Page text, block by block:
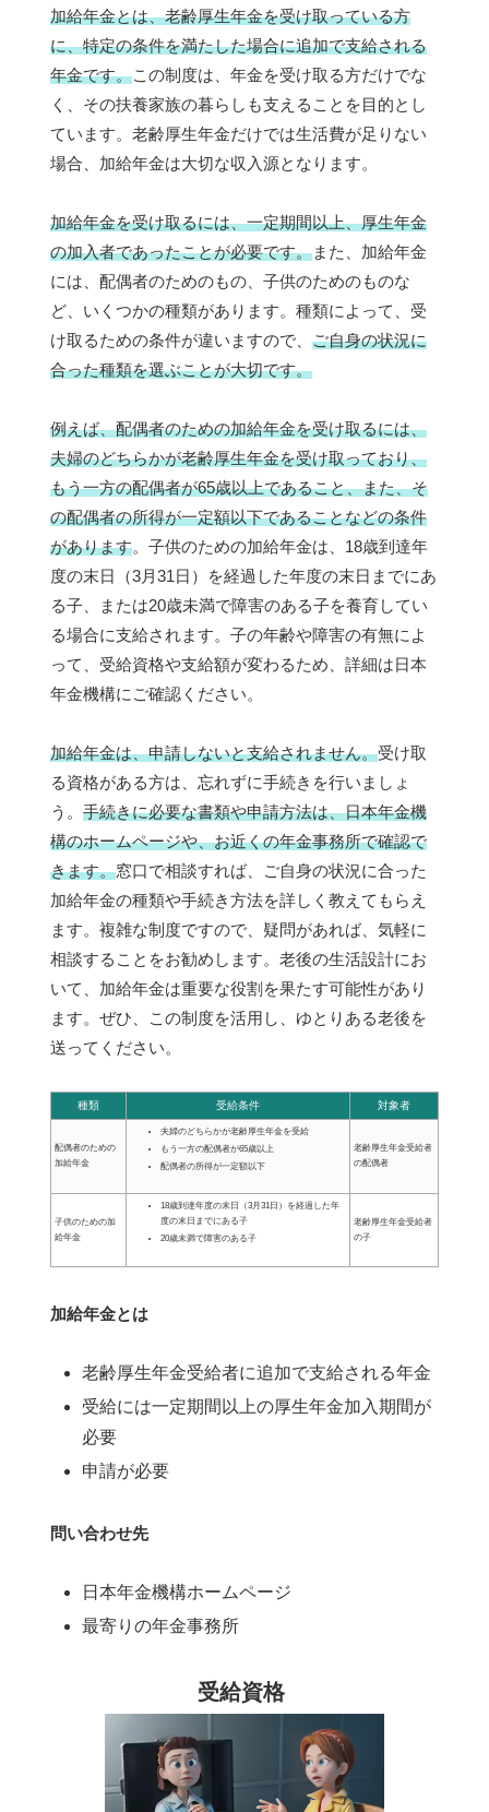
加給年金とは、老齢厚生年金を受け取っている方
に、特定の条件を満たした場合に追加で支給される
年金です。この制度は、年金を受け取る方だけでな
く、その扶養家族の暮らしも支えることを目的とし
ています。老齢厚生年金だけでは生活費が足りない
場合、加給年金は大切な収入源となります。
加給年金を受け取るには、一定期間以上、厚生年金
の加入者であったことが必要です。また、加給年金
には、配偶者のためのもの、子供のためのものな
ど、いくつかの種類があります。種類によって、受
け取るための条件が違いますので、 ご自身の状況に
合った種類を選ぶことが大切です。
例えば、配偶者のための加給年金を受け取るには、
夫婦のどちらかが老齢厚生年金を受け取っており、
もう一方の配偶者が65歳以上であること、また、そ
の配偶者の所得が一定額以下であることなどの条件
があります。子供のための加給年金は、18歳到達年
度の末日（3月31日）を経過した年度の末日までにあ
る子、または20歳未満で障害のある子を養育してい
る場合に支給されます。子の年齢や障害の有無によ
って、受給資格や支給額が変わるため、詳細は日本
年金機構にご確認ください。
加給年金は、申請しないと支給されません。受け取
る資格がある方は、忘れずに手続きを行いましょ
う。 手続きに必要な書類や申請方法は、日本年金機
構のホームページや、お近くの年金事務所で確認で
きます。窓口で相談すれば、ご自身の状況に合った
加給年金の種類や手続き方法を詳しく教えてもらえ
ます。複雑な制度ですので、疑問があれば、気軽に
相談することをお勧めします。老後の生活設計にお
いて、加給年金は重要な役割を果たす可能性があり
ます。ぜひ、この制度を活用し、ゆとりある老後を
送ってください。
種類 受給条件 対象者
配偶者のための
加給年金
夫婦のどちらかが老齢厚生年金を受給
もう一方の配偶者が65歳以上
配偶者の所得が一定額以下
老齢厚生年金受給者
の配偶者
子供のための加
給年金
18歳到達年度の末日（3月31日）を経過した年
度の末日までにある子
20歳未満で障害のある子
老齢厚生年金受給者
の子
加給年金とは
老齢厚生年金受給者に追加で支給される年金
受給には一定期間以上の厚生年金加入期間が
必要
申請が必要
問い合わせ先
日本年金機構ホームページ
最寄りの年金事務所
受給資格